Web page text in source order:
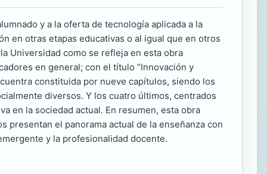
y a la oferta de tecnología aplicada a la
en otras etapas educativas o al igual que en otros
Universidad como se refleja en esta obra
en general; con el título “Innovación y
constituida por nueve capítulos, siendo los
diversos. Y los cuatro últimos, centrados
en la sociedad actual. En resumen, esta obra
el panorama actual de la enseñanza con
y la profesionalidad docente.